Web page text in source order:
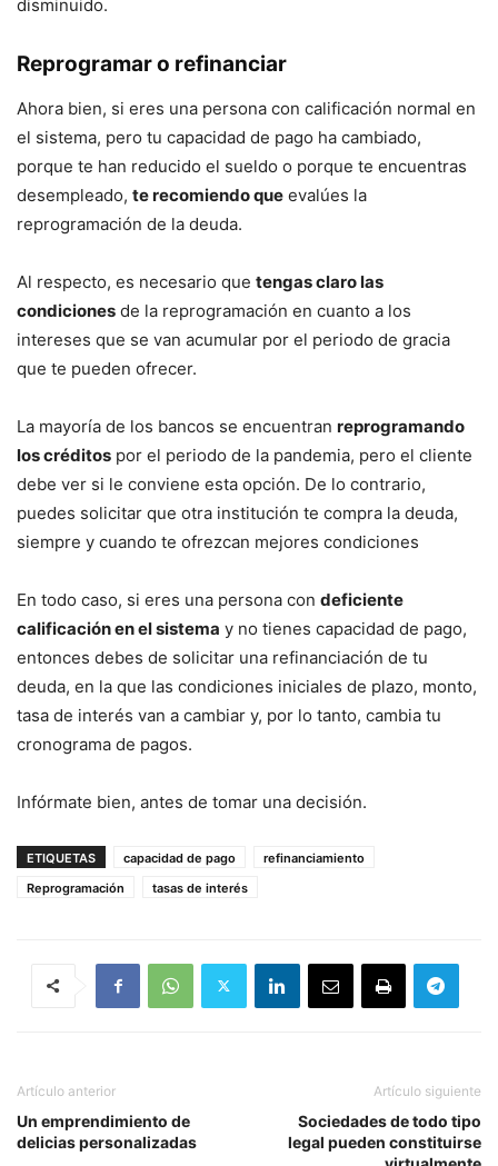
disminuido.
Reprogramar o refinanciar
Ahora bien, si eres una persona con calificación normal en
el sistema, pero tu capacidad de pago ha cambiado,
porque te han reducido el sueldo o porque te encuentras
desempleado, te recomiendo que evalúes la
reprogramación de la deuda.
Al respecto, es necesario que tengas claro las
condiciones de la reprogramación en cuanto a los
intereses que se van acumular por el periodo de gracia
que te pueden ofrecer.
La mayoría de los bancos se encuentran reprogramando
los créditos por el periodo de la pandemia, pero el cliente
debe ver si le conviene esta opción. De lo contrario,
puedes solicitar que otra institución te compra la deuda,
siempre y cuando te ofrezcan mejores condiciones
En todo caso, si eres una persona con deficiente
calificación en el sistema y no tienes capacidad de pago,
entonces debes de solicitar una refinanciación de tu
deuda, en la que las condiciones iniciales de plazo, monto,
tasa de interés van a cambiar y, por lo tanto, cambia tu
cronograma de pagos.
Infórmate bien, antes de tomar una decisión.
ETIQUETAS capacidad de pago
refinanciamiento
Reprogramación
tasas de interés
Artículo anterior
Un emprendimiento de
delicias personalizadas
Artículo siguiente
Sociedades de todo tipo
legal pueden constituirse